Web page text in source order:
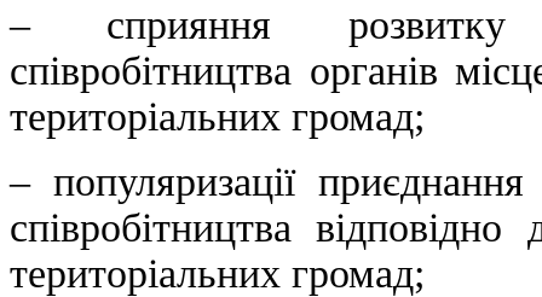
– сприяння розвитку
співробітництва органів
територіальних громад;
– популяризації
співробітництва відповідно
територіальних громад;